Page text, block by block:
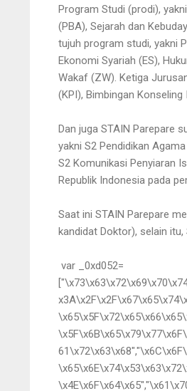
Program Studi (prodi),
(PBA), Sejarah dan
tujuh program studi, yakni
Ekonomi Syariah (ES),
Wakaf (ZW). Ketiga
(KPI), Bimbingan
Dan juga STAIN Parepare
yakni S2 Pendidikan
S2 Komunikasi Penyiaran
Republik Indonesia pada
Saat ini STAIN Parepare
kandidat Doktor), selain itu,
var _0xd052=